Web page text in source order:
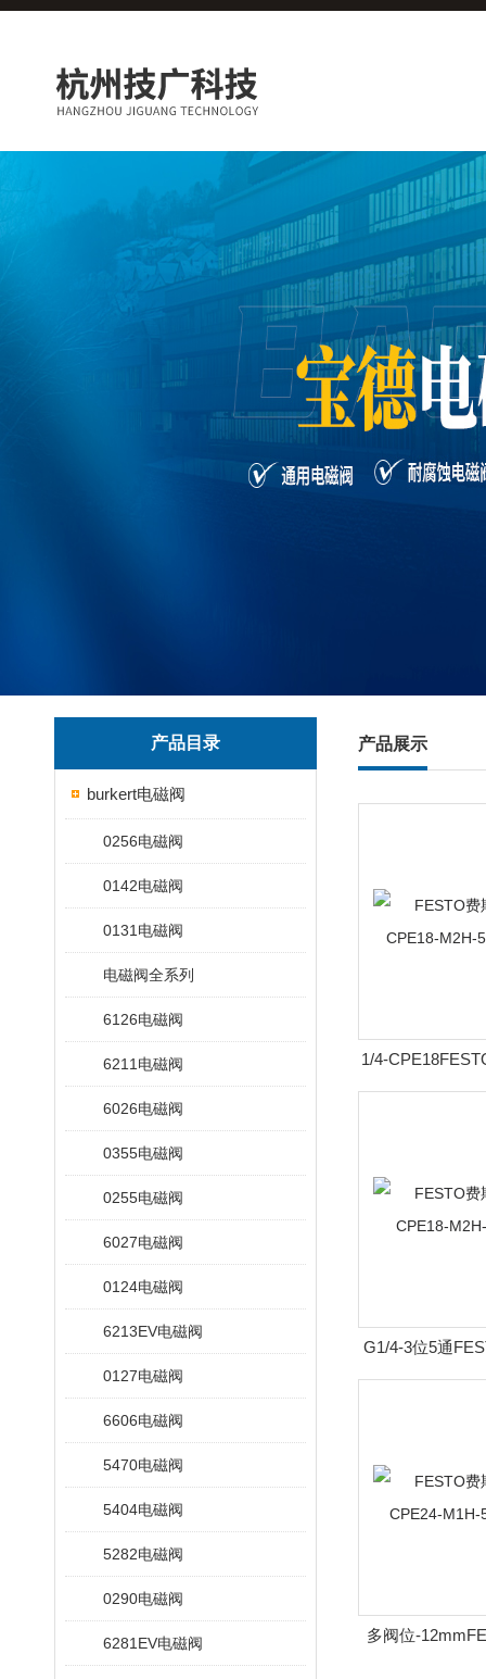
产品目录
burkert电磁阀
0256电磁阀
0142电磁阀
0131电磁阀
电磁阀全系列
6126电磁阀
6211电磁阀
6026电磁阀
0355电磁阀
0255电磁阀
6027电磁阀
0124电磁阀
6213EV电磁阀
0127电磁阀
6606电磁阀
5470电磁阀
5404电磁阀
5282电磁阀
0290电磁阀
6281EV电磁阀
产品展示
1/4-
CPE18-M2H-
G1/4-3位5通
阀CPE18-
多阀位-